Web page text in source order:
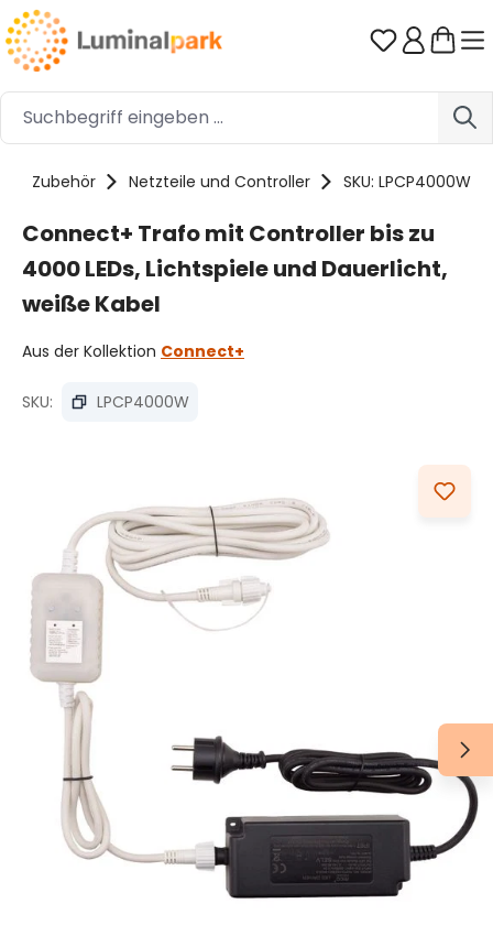
Zum Hauptinhalt springen Du hast 0
Zubehör Netzteile und Controller SKU: LPCP4000W
Connect+ Trafo mit Controller bis zu
4000 LEDs, Lichtspiele und Dauerlicht,
weiße Kabel
Aus der Kollektion Connect+
SKU: LPCP4000W